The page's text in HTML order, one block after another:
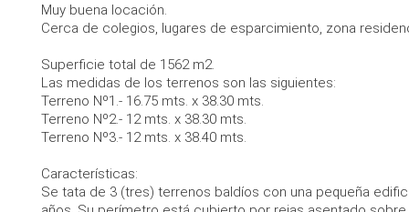
Muy buena locación.
Cerca de colegios, lugares de esparcimiento, zona
Superficie total de 1562 m2.
Las medidas de los terrenos son las siguientes:
Terreno Nº1.- 16.75 mts. x 38.30 mts.
Terreno Nº2.- 12 mts. x 38.30 mts.
Terreno Nº3.- 12 mts. x 38.40 mts.
Características:
Se tata de 3 (tres) terrenos baldíos con una pequeña